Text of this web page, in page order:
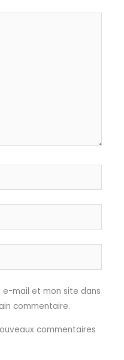
e-mail et mon site dans
commentaire.
commentaires